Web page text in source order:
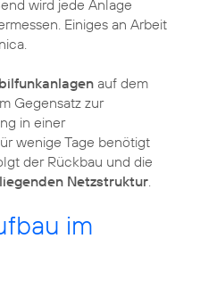
wird jede Anlage
Einiges an Arbeit
auf dem
Gegensatz zur
in einer
wenige Tage benötigt
der Rückbau und die
Netzstruktur.
im